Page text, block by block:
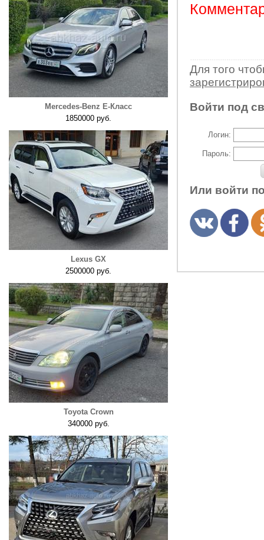
Mercedes-Benz E-Класс
1850000 руб.
Lexus GX
2500000 руб.
Toyota Crown
340000 руб.
Для того
Войти под
Логин:
Пароль:
Или войти